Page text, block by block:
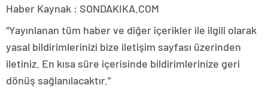
Haber Kaynak : SONDAKIKA.COM
“Yayınlanan tüm haber ve diğer içerikler ile ilgili olarak
yasal bildirimlerinizi bize iletişim sayfası üzerinden
iletiniz. En kısa süre içerisinde bildirimlerinize geri
dönüş sağlanılacaktır.”